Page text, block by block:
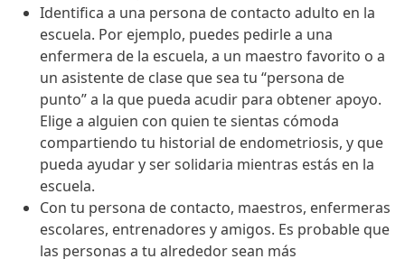
Identifica a una persona de contacto adulto en la
escuela. Por ejemplo, puedes pedirle a una
enfermera de la escuela, a un maestro favorito o a
un asistente de clase que sea tu “persona de
punto” a la que pueda acudir para obtener apoyo.
Elige a alguien con quien te sientas cómoda
compartiendo tu historial de endometriosis, y que
pueda ayudar y ser solidaria mientras estás en la
escuela.
Con tu persona de contacto, maestros, enfermeras
escolares, entrenadores y amigos. Es probable que
las personas a tu alrededor sean más